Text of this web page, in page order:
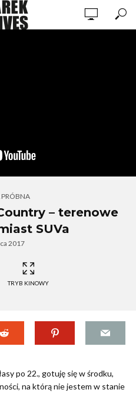
– terenowe
SUVa
2017
TRYB KINOWY
po 22., gotuję się w środku,
na którą nie jestem w stanie